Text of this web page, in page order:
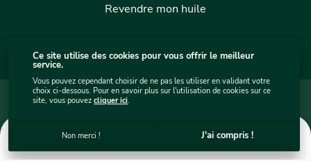
Ce site utilise des cookies pour vous offrir le meilleur
service.
Vous pouvez cependant choisir de ne pas les utiliser en validant votre
choix ci-dessous. Pour en savoir plus sur l'utilisation de cookies sur ce
site, vous pouvezcliquer ici.
Non merci ! J'ai compris !
Revendre mon huile
Mentions légales
Plan du site internet - Ever Bio Cosmétics